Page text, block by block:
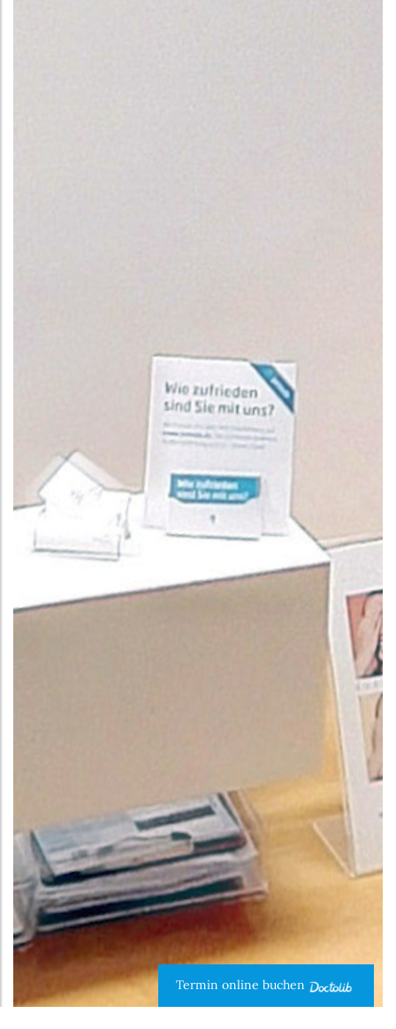
Termin online buchen